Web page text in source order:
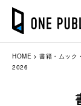
HOME 書籍・ムック
2026